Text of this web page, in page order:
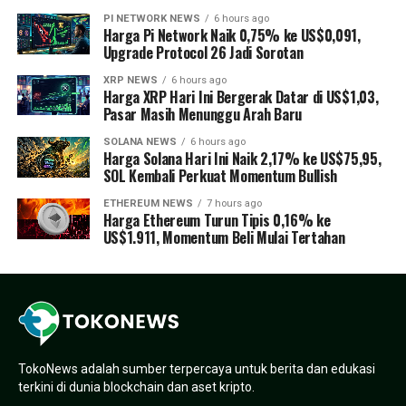
PI NETWORK NEWS 6 hours ago
Harga Pi Network Naik 0,75% ke US$0,091,
Upgrade Protocol 26 Jadi Sorotan
XRP NEWS 6 hours ago
Harga XRP Hari Ini Bergerak Datar di US$1,03,
Pasar Masih Menunggu Arah Baru
SOLANA NEWS 6 hours ago
Harga Solana Hari Ini Naik 2,17% ke US$75,95,
SOL Kembali Perkuat Momentum Bullish
ETHEREUM NEWS 7 hours ago
Harga Ethereum Turun Tipis 0,16% ke
US$1.911, Momentum Beli Mulai Tertahan
TokoNews adalah sumber terpercaya untuk berita dan edukasi
terkini di dunia blockchain dan aset kripto.